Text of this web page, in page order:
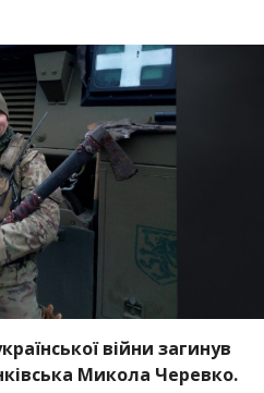
війни загинув
Микола Черевко.